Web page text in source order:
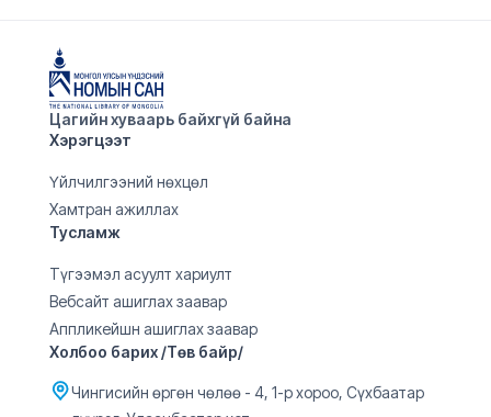
Цагийн хуваарь байхгүй байна
Хэрэгцээт
Үйлчилгээний нөхцөл
Хамтран ажиллах
Тусламж
Түгээмэл асуулт хариулт
Вебсайт ашиглах заавар
Аппликейшн ашиглах заавар
Холбоо барих /Төв байр/
Чингисийн өргөн чөлөө - 4, 1-р хороо, Сүхбаатар